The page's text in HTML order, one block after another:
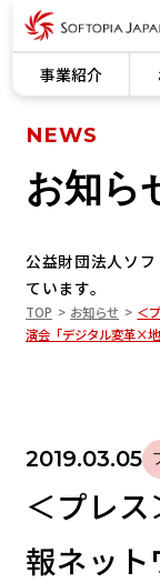
事業紹介
NEWS
お知ら
公益財団法人ソ
ています。
TOP お知らせ
＜
演会「デジタル変革×地
2019.03.05
＜プレ
報ネッ